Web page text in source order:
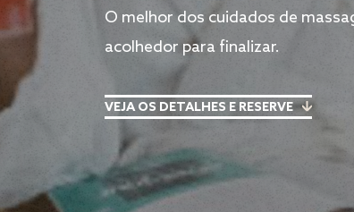
O melhor dos cuidados de
acolhedor para finalizar.
VEJA OS DETALHES E RESERVE